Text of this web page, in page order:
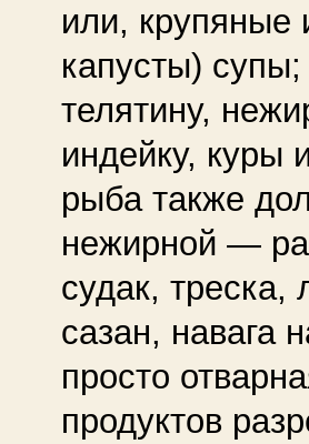
или, крупяные
капусты)
телятину,
индейку, куры
рыба также
нежирной —
судак,
сазан, навага
просто
продуктов